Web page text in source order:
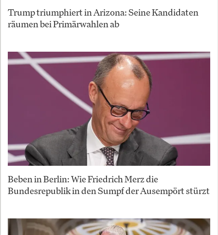
Trump triumphiert in Arizona: Seine Kandidaten
räumen bei Primärwahlen ab
Beben in Berlin: Wie Friedrich Merz die
Bundesrepublik in den Sumpf der Ausempört stürzt